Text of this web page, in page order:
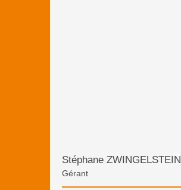
Stéphane ZWINGELSTEIN
Gérant